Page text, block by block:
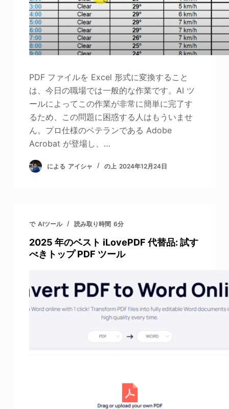
PDF ファイルを Excel 形式に変換すること
は、今日の職場では一般的な作業です。AI ツ
ールによってこの作業が非常に簡単に完了す
るため、この問題に困惑する人はもういませ
ん。プロ仕様のベテランである Adobe
Acrobat が登場し、…
による アイシャ の上 2024年12月24日
で AIツール 読み取り時間 6分
2025 年のベスト iLovePDF 代替品: 試す
べきトップ PDF ツール